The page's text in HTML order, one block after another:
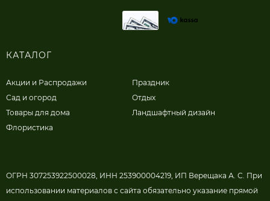
КАТАЛОГ
Акции и Распродажи
Сад и огород
Товары для дома
Флористика
Праздник
Отдых
Ландшафтный дизайн
ОГРН 307253922500028, ИНН 253900004219, ИП Верещака А. С. При
использовании материалов с сайта обязательно указание прямой